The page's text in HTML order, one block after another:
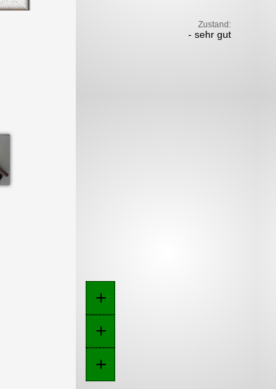
Zustand:
- sehr gut
+
+
+